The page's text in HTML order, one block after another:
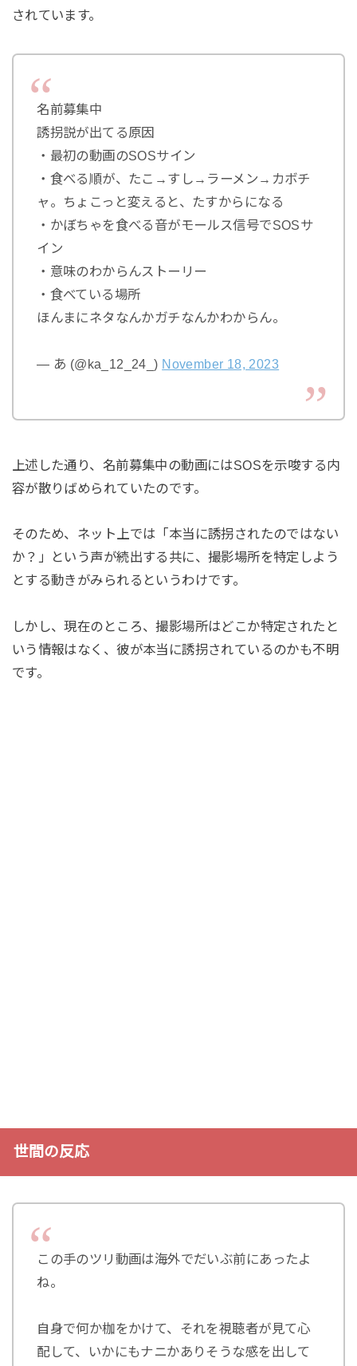
されています。
名前募集中
誘拐説が出てる原因
・最初の動画のSOSサイン
・食べる順が、たこ→すし→ラーメン→カボチ
ャ。ちょこっと変えると、たすからになる
・かぼちゃを食べる音がモールス信号でSOSサ
イン
・意味のわからんストーリー
・食べている場所
ほんまにネタなんかガチなんかわからん。
— あ (@ka_12_24_) November 18, 2023
上述した通り、名前募集中の動画にはSOSを示唆する内
容が散りばめられていたのです。
そのため、ネット上では「本当に誘拐されたのではない
か？」という声が続出する共に、撮影場所を特定しよう
とする動きがみられるというわけです。
しかし、現在のところ、撮影場所はどこか特定されたと
いう情報はなく、彼が本当に誘拐されているのかも不明
です。
世間の反応
この手のツリ動画は海外でだいぶ前にあったよ
ね。
自身で何か枷をかけて、それを視聴者が見て心
配して、いかにもナニかありそうな感を出して